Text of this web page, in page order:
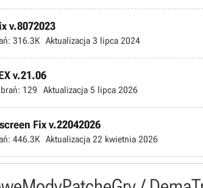
v.8072023
316.3K Aktualizacja 3 lipca 2024
v.21.06
129 Aktualizacja 5 lipca 2026
Fix v.22042026
446.3K Aktualizacja 22 kwietnia 2026